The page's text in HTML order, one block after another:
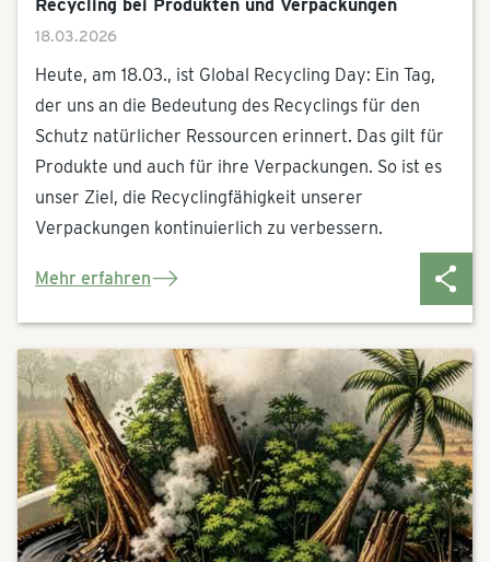
Recycling bei Produkten und Verpackungen
18.03.2026
Heute, am 18.03., ist Global Recycling Day: Ein Tag,
der uns an die Bedeutung des Recyclings für den
Schutz natürlicher Ressourcen erinnert. Das gilt für
Produkte und auch für ihre Verpackungen. So ist es
unser Ziel, die Recyclingfähigkeit unserer
Verpackungen kontinuierlich zu verbessern.
Mehr erfahren